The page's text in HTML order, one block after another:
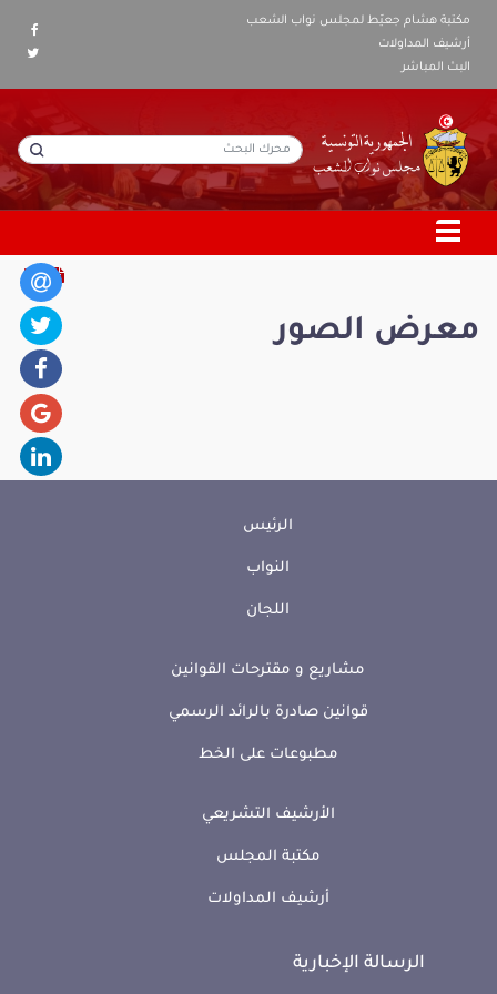
مكتبة هشام جعيّط لمجلس نواب الشعب
أرشيف المداولات
البث المباشر
معرض الصور
الرئيس
النواب
اللجان
مشاريع و مقترحات القوانين
قوانين صادرة بالرائد الرسمي
مطبوعات على الخط
الأرشيف التشريعي
مكتبة المجلس
أرشيف المداولات
الرسالة الإخبارية